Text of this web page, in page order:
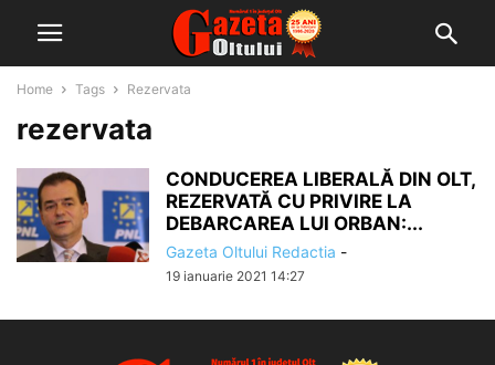
Home Tags Rezervata
rezervata
CONDUCEREA LIBERALĂ DIN OLT,
REZERVATĂ CU PRIVIRE LA
DEBARCAREA LUI ORBAN:...
Gazeta Oltului Redactia -
19 ianuarie 2021 14:27